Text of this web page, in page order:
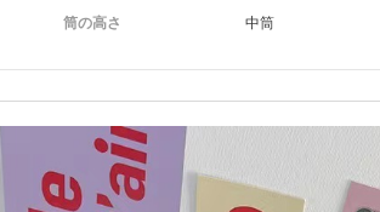
筒の高さ 中筒